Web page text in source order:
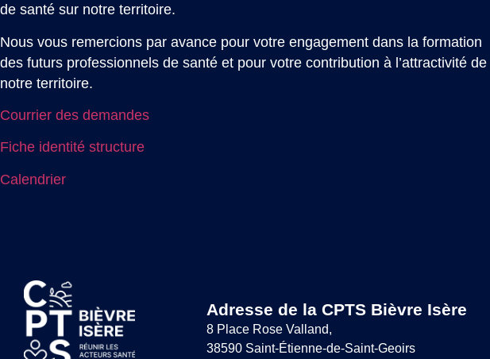
de santé sur notre territoire.
Nous vous remercions par avance pour votre engagement dans la formation
des futurs professionnels de santé et pour votre contribution à l’attractivité de
notre territoire.
Courrier des demandes
Fiche identité structure
Calendrier
Adresse de la CPTS Bièvre Isère
8 Place Rose Valland,
38590 Saint-Étienne-de-Saint-Geoirs